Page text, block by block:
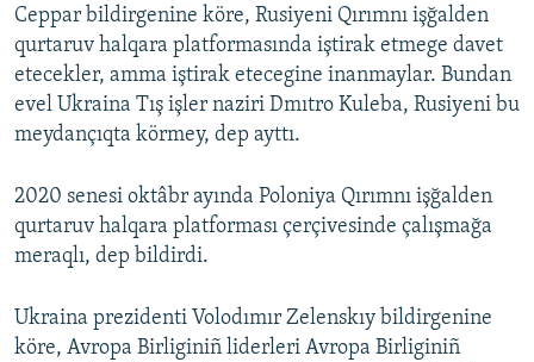
Ceppar bildirgenine köre, Rusiyeni Qırımnı işğalden
qurtaruv halqara platformasında iştirak etmege davet
etecekler, amma iştirak etecegine inanmaylar. Bundan
evel Ukraina Tış işler naziri Dmıtro Kuleba, Rusiyeni bu
meydançıqta körmey, dep ayttı.
2020 senesi oktâbr ayında Poloniya Qırımnı işğalden
qurtaruv halqara platforması çerçivesinde çalışmağa
meraqlı, dep bildirdi.
Ukraina prezidenti Volodımır Zelenskıy bildirgenine
köre, Avropa Birliginiñ liderleri Avropa Birliginiñ